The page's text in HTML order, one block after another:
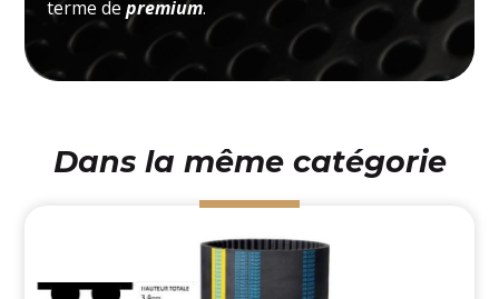
terme depremium.
Dans la même catégorie